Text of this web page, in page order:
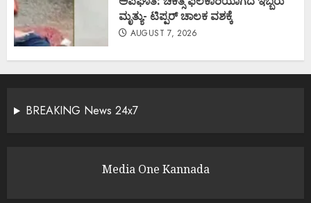
ಮೃತ್ಯು- ಟಿಪ್ಪರ್ ಚಾಲಕ ವಶಕ್ಕೆ
AUGUST 7, 2026
BREAKING News 24x7
Media One Kannada